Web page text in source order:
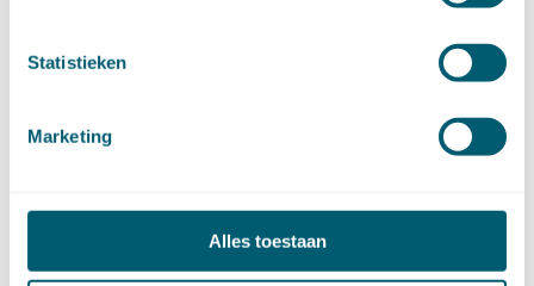
Statistieken
Marketing
Alles toestaan
september (8)
juli (14)
juni (13)
april (15)